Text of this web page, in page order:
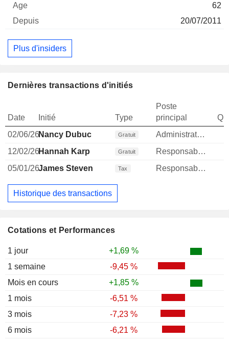
Cotations et Performances
1 jour
+1,69 %
1 semaine
-9,45 %
Mois en cours
+1,85 %
1 mois
-6,51 %
3 mois
-7,23 %
6 mois
-6,21 %
62
20/07/2011
Plus d'insiders
Dernières transactions d'initiés
Date Initié Type
Poste
principal
02/06/26Nancy Dubuc Gratuit
Administrateur
12/02/26Hannah Karp Gratuit Responsable communication publique
05/01/26James Steven Tax Responsable communication publique
Historique des transactions